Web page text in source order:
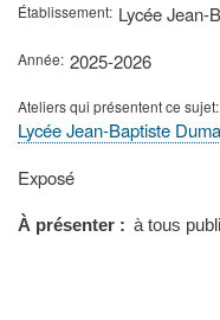
Établissement Lycée Jean-
Année 2025-2026
Ateliers qui présentent ce sujet
Lycée Jean-Baptiste
Type
présentation
Exposé
À présenter à tous